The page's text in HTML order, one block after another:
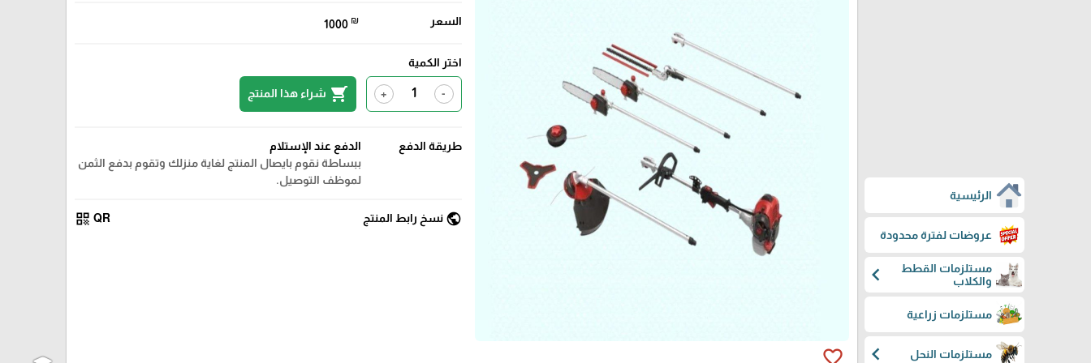
الرئيسية
عروضات لفترة محدودة
مستلزمات القطط
والكلاب
chevron_left
مستلزمات زراعية
مستلزمات النحل chevron_left
favorite_border
السعر 1000 ₪
اختر الكمية
-
+
shopping_cart شراء هذا المنتج
طريقة الدفع
الدفع عند الإستلام
ببساطة نقوم بايصال المنتج لغاية منزلك وتقوم بدفع الثمن
لموظف التوصيل.
public نسخ رابط المنتج QR
qr_code